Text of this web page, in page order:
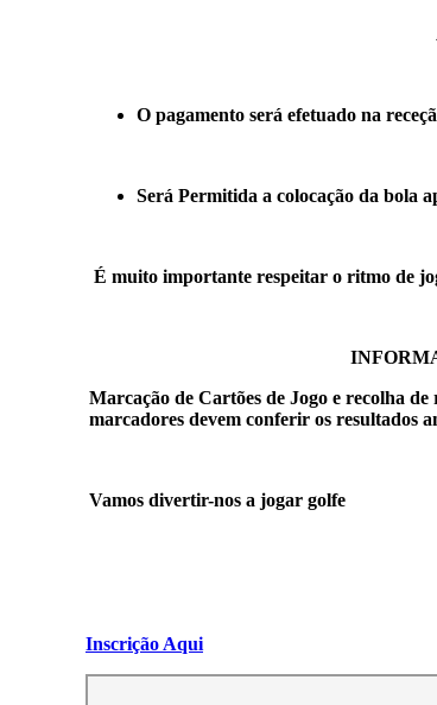
O pagamento será efetuado na
Será Permitida a colocação da bola
É muito importante respeitar o ritmo de
I
Marcação de Cartões de Jogo e recolha
marcadores devem conferir os resultados
Vamos divertir-nos a jogar golfe
Inscrição Aqui